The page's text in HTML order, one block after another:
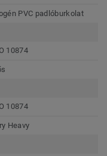
PVC padlóburkolat
10874
10874
Heavy